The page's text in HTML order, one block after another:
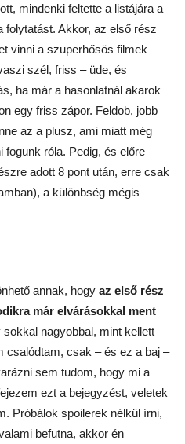
mindenki feltette a listájára a
folytatást. Akkor, az első rész
vinni a szuperhősös filmek
szél, friss – üde, és
ha már a hasonlatnál akarok
egy friss zápor. Feldob, jobb
az a plusz, ami miatt még
róla. Pedig, és előre
adott 8 pont után, erre csak
a különbség mégis
annak, hogy az első rész
már elvárásokkal ment
sokkal nagyobbal, mint kellett
csalódtam, csak – és ez a baj –
sem tudom, hogy mi a
ezt a bejegyzést, veletek
Próbálok spoilerek nélkül írni,
befutna, akkor én